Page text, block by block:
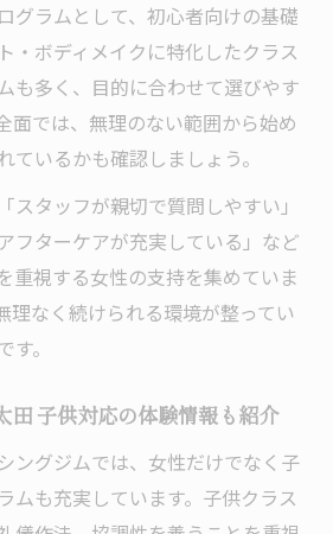
グラムとして、初心者向けの基礎
・ボディメイクに特化したクラス
も多く、目的に合わせて選びやす
面では、無理のない範囲から始め
ているかも確認しましょう。
スタッフが親切で質問しやすい」
フターケアが充実している」など
重視する女性の支持を集めていま
理なく続けられる環境が整ってい
。
田 子供対応の体験情報も紹介
ングジムでは、女性だけでなく子
ムも充実しています。子供クラス